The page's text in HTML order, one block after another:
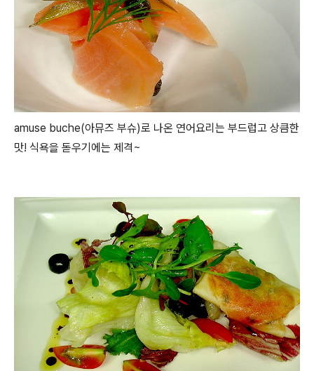
amuse buche(아뮤즈 부슈)로 나온 연어요리는 부드럽고 상큼한
맛! 식욕을 돋우기에는 제격~